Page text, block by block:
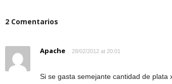
2 Comentarios
Apache 28/02/2012 at 20:01
Si se gasta semejante cantidad de